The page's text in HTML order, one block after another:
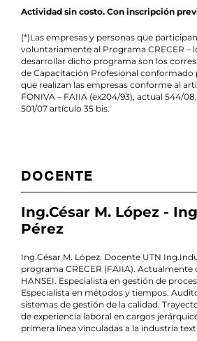
Actividad sin costo. Con inscripción
(*)Las empresas y personas que
voluntariamente al Programa CRECER –
desarrollar dicho programa son los
de Capacitación Profesional conformado
que realizan las empresas conforme al
FONIVA – FAIIA (ex204/93), actual 544/
501/07 artículo 35 bis.
DOCENTE
Ing.César M. López -
Pérez
Ing.César M. López. Docente UTN
programa CRECER (FAIIA).
HANSEI. Especialista en gestión de
Especialista en métodos y tiempos.
sistemas de gestión de la calidad.
de experiencia laboral en cargos
primera línea vinculadas a la industria